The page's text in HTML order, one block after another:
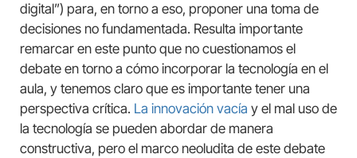
digital”) para, en torno a eso, proponer una toma de
decisiones no fundamentada. Resulta importante
remarcar en este punto que no cuestionamos el
debate en torno a cómo incorporar la tecnología en el
aula, y tenemos claro que es importante tener una
perspectiva crítica. La innovación vacía y el mal uso de
la tecnología se pueden abordar de manera
constructiva, pero el marco neoludita de este debate